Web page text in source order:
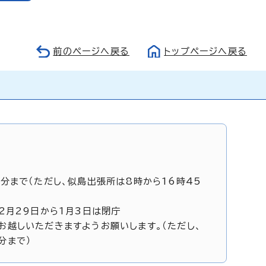
前のページへ戻る トップページへ戻る
で（ただし、似島出張所は8時から16時45
月29日から1月3日は閉庁
しいただきますようお願いします。（ただし、
で）